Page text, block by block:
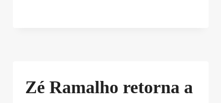
Zé Ramalho retorna a